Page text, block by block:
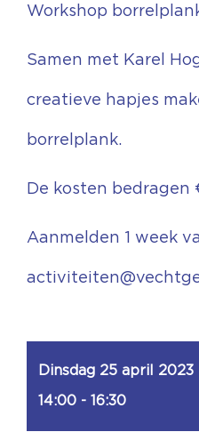
Workshop
Samen met Karel
creatieve hapjes
borrelplank.
De kosten bedragen
Aanmelden 1 week
Dinsdag 25 april 2023
14:00 - 16:30